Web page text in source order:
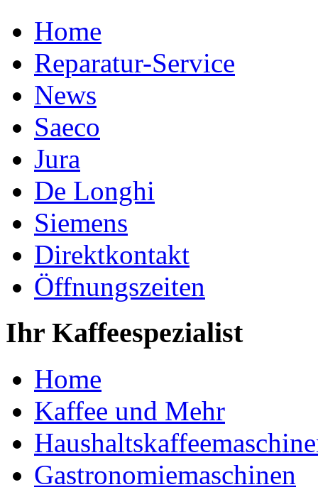
Home
Reparatur-Service
News
Saeco
Jura
De Longhi
Siemens
Direktkontakt
Öffnungszeiten
Ihr Kaffeespezialist
Home
Kaffee und Mehr
Gastronomiemaschinen